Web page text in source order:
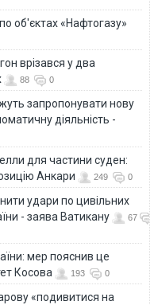
об'єктах «Нафтогазу»
врізався у два
88 0
запропонувати нову
діяльність -
для частини суден:
Анкари
249 0
удари по цивільних
- заява Ватикану
67
мер пояснив це
Косова
193 0
«подивитися на